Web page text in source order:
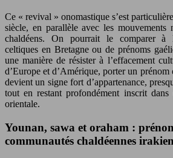
Ce « revival » onomastique s’est
siècle, en parallèle avec les mouvements
chaldéens. On pourrait le comparer à
celtiques en Bretagne ou de prénoms
une manière de résister à l’effacement
d’Europe et d’Amérique, porter un prénom
devient un signe fort d’appartenance,
tout en restant profondément inscrit
orientale.
Younan, sawa et oraham :
communautés chaldéennes